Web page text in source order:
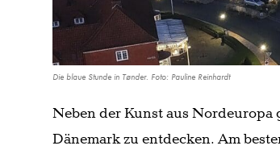
Die blaue Stunde in Tønder. Foto: Pauline Reinhardt
Neben der Kunst aus Nordeuropa
Dänemark zu entdecken. Am